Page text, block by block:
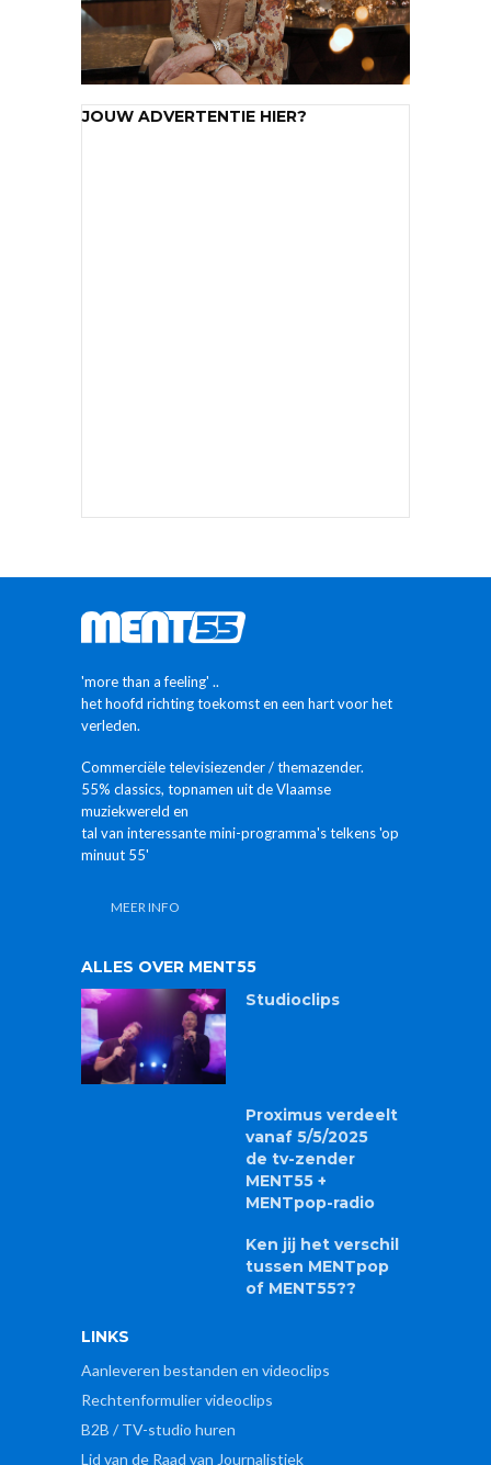
JOUW ADVERTENTIE HIER?
'more than a feeling' ..
het hoofd richting toekomst en een hart voor het
verleden.
Commerciële televisiezender / themazender.
55% classics, topnamen uit de Vlaamse
muziekwereld en
tal van interessante mini-programma's telkens 'op
minuut 55'
MEER INFO
ALLES OVER MENT55
Studioclips
Proximus verdeelt
vanaf 5/5/2025
de tv-zender
MENT55 +
MENTpop-radio
Ken jij het verschil
tussen MENTpop
of MENT55??
LINKS
Aanleveren bestanden en videoclips
Rechtenformulier videoclips
B2B / TV-studio huren
Lid van de Raad van Journalistiek